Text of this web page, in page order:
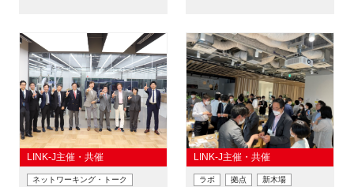
LINK-J主催・共催
ネットワーキング・トーク
LINK-J主催・共催
ラボ 拠点 新木場